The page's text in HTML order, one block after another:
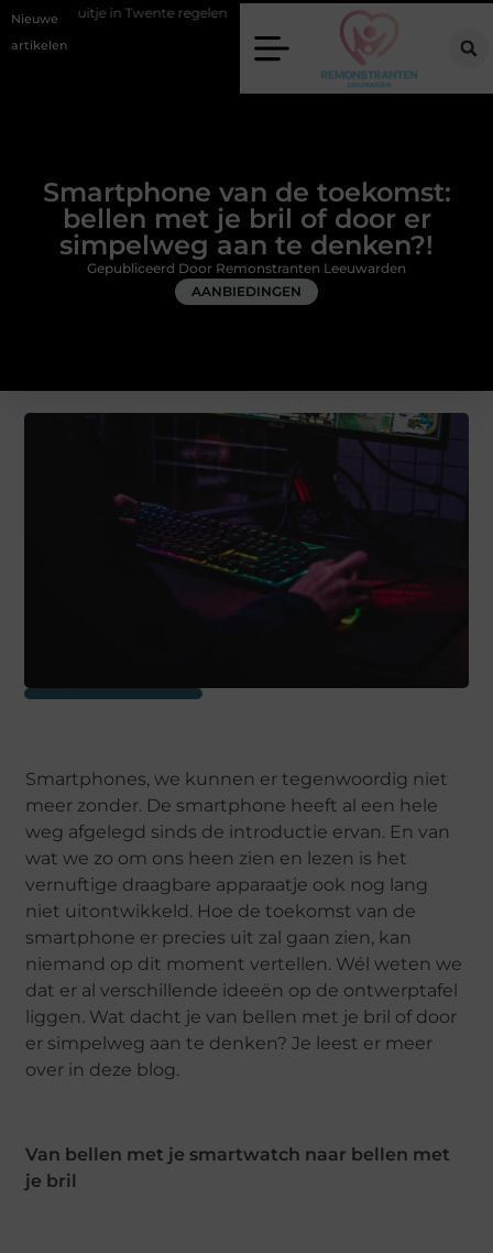
Nieuwe
artikelen
Twente regelen Wat zero-click search betekent voor de
Smartphone van de toekomst:
bellen met je bril of door er
simpelweg aan te denken?!
AANBIEDINGEN
Gepubliceerd Door Remonstranten Leeuwarden
Smartphones, we kunnen er tegenwoordig niet
meer zonder. De smartphone heeft al een hele
weg afgelegd sinds de introductie ervan. En van
wat we zo om ons heen zien en lezen is het
vernuftige draagbare apparaatje ook nog lang
niet uitontwikkeld. Hoe de toekomst van de
smartphone er precies uit zal gaan zien, kan
niemand op dit moment vertellen. Wél weten we
dat er al verschillende ideeën op de ontwerptafel
liggen. Wat dacht je van bellen met je bril of door
er simpelweg aan te denken? Je leest er meer
over in deze blog.
Van bellen met je smartwatch naar bellen met
je bril